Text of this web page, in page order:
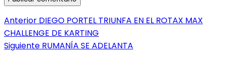
Navegación
de
Anterior Entrada
anterior:
DIEGO PORTEL TRIUNFA EN EL ROTAX MAX
CHALLENGE DE KARTING
Siguiente Entrada
RUMANÍA SE ADELANTA